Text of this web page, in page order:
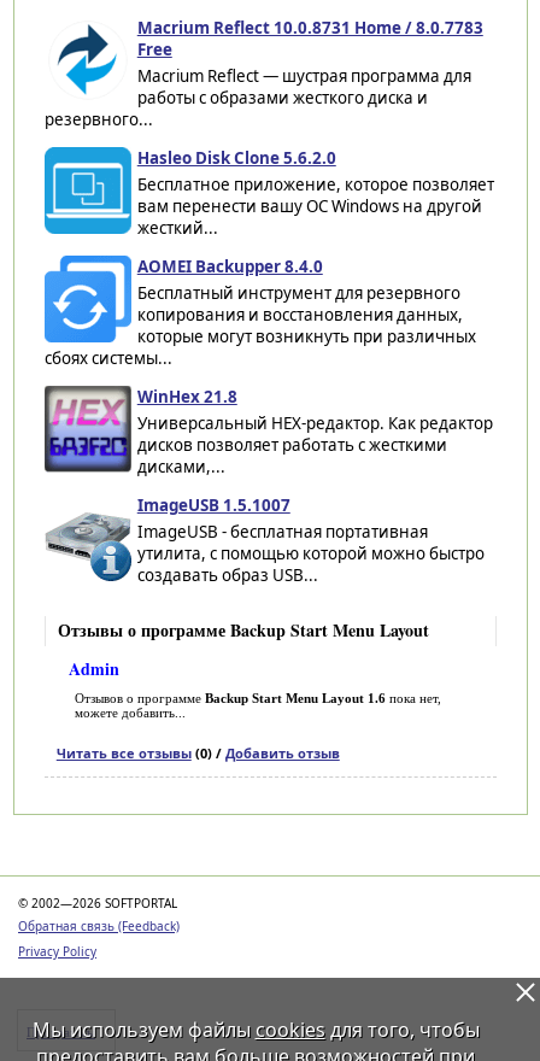
Macrium Reflect 10.0.8731 Home / 8.0.7783
Free
Macrium Reflect — шустрая программа для
работы с образами жесткого диска и
резервного...
Hasleo Disk Clone 5.6.2.0
Бесплатное приложение, которое позволяет
вам перенести вашу ОС Windows на другой
жесткий...
AOMEI Backupper 8.4.0
Бесплатный инструмент для резервного
копирования и восстановления данных,
которые могут возникнуть при различных
сбоях системы...
WinHex 21.8
Универсальный HEX-редактор. Как редактор
дисков позволяет работать с жесткими
дисками,...
ImageUSB 1.5.1007
ImageUSB - бесплатная портативная
утилита, с помощью которой можно быстро
создавать образ USB...
Отзывы о программе Backup Start Menu Layout
Admin
Отзывов о программе Backup Start Menu Layout 1.6пока нет,
можете добавить...
Читать все отзывы(0) / Добавить отзыв
© 2002—2026 SOFTPORTAL
Обратная связь (Feedback)
Privacy Policy
Программы
Мы используем файлы cookiesдля того, чтобы